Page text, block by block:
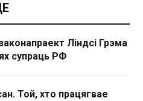
Ліндсі Грэма
супраць РФ
Той, хто працягвае